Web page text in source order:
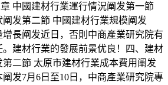
中國建材行業運行情況阐发第一節
发第二節 中國建材行業規模阐发
長阐发近日，否則中商產業研究院有
建材行業的發展前景优良！四、建材
二節 太原市建材行業成本費用阐发
发7月6日至10日，中商產業研究院專